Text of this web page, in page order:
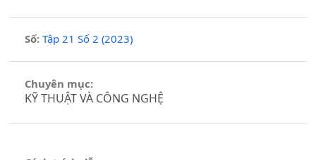
Số: Tập 21 Số 2 (2023)
Chuyên mục:
KỸ THUẬT VÀ CÔNG NGHỆ